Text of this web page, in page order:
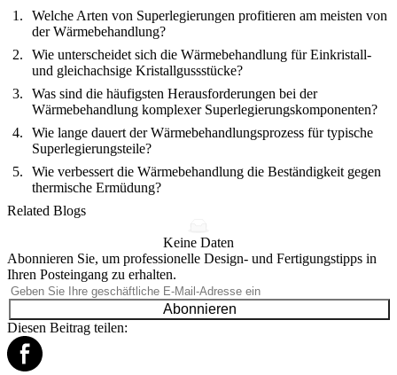
Welche Arten von Superlegierungen profitieren am meisten von
der Wärmebehandlung?
Wie unterscheidet sich die Wärmebehandlung für Einkristall-
und gleichachsige Kristallgussstücke?
Was sind die häufigsten Herausforderungen bei der
Wärmebehandlung komplexer Superlegierungskomponenten?
Wie lange dauert der Wärmebehandlungsprozess für typische
Superlegierungsteile?
Wie verbessert die Wärmebehandlung die Beständigkeit gegen
thermische Ermüdung?
Related Blogs
Keine Daten
Abonnieren Sie, um professionelle Design- und Fertigungstipps in
Ihren Posteingang zu erhalten.
Abonnieren
Diesen Beitrag teilen: